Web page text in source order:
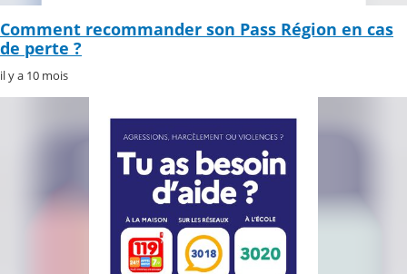
Comment recommander son Pass Région en cas
de perte ?
il y a 10 mois